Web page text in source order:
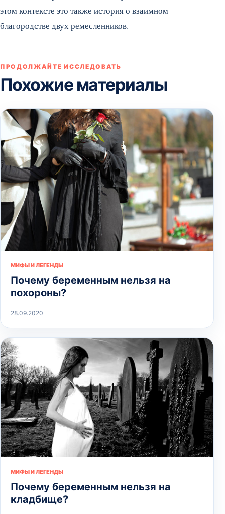
этом контексте это также история о взаимном
благородстве двух ремесленников.
ПРОДОЛЖАЙТЕ ИССЛЕДОВАТЬ
Похожие материалы
МИФЫ И ЛЕГЕНДЫ
Почему беременным нельзя на
похороны?
28.09.2020
МИФЫ И ЛЕГЕНДЫ
Почему беременным нельзя на
кладбище?